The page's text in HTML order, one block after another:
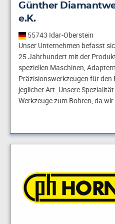
Günther
e.K.
55743 Idar-Oberstein
Unser Unternehmen befasst
25 Jahrhundert mit der
speziellen Maschinen,
Präzisionswerkzeugen für den
jeglicher Art. Unsere
Werkzeuge zum Bohren, da wir